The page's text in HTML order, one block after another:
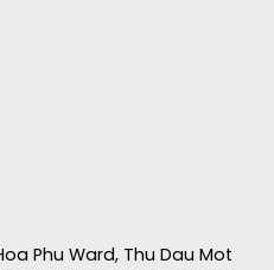
Phu Ward, Thu Dau Mot